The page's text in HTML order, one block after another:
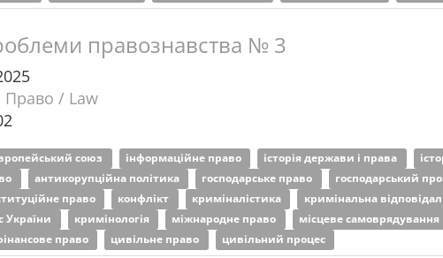
правознавства № 3
Право / Law
союз інформаційне право історія держави і права
антикорупційна політика господарське право господарський
право конфлікт криміналістика кримінальна
України
кримінологія міжнародне право місцеве самоврядування
право цивільне право цивільний процес